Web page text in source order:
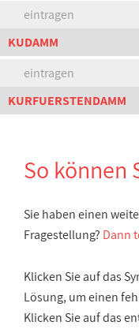
eintragen
KUDAMM
eintragen
KURFUERSTENDAMM
So können
Sie haben einen
Fragestellung? Dann
Klicken Sie auf das
Lösung, um einen
Klicken Sie auf das